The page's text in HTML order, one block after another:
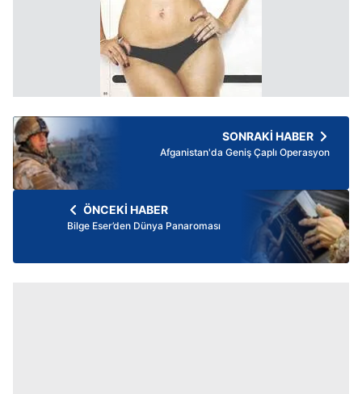
SONRAKİ HABER
Afganistan'da Geniş Çaplı Operasyon
ÖNCEKİ HABER
Bilge Eser’den Dünya Panaroması